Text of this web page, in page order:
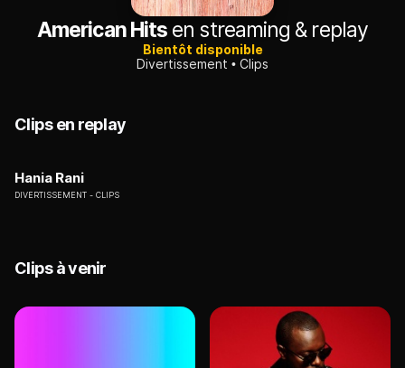
American Hits en streaming & replay
Bientôt disponible
Divertissement
Clips
Clips en replay
Hania Rani
DIVERTISSEMENT CLIPS
Clips à venir